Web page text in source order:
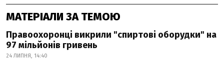
МАТЕРІАЛИ ЗА ТЕМОЮ
Правоохоронці викрили "спиртові оборудки" на
97 мільйонів гривень
24 ЛИПНЯ, 14:40